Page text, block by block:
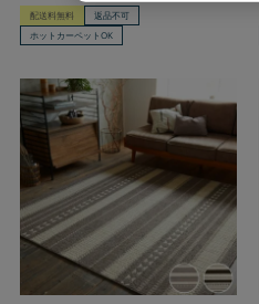
配送料無料
返品不可
ホットカーペットOK